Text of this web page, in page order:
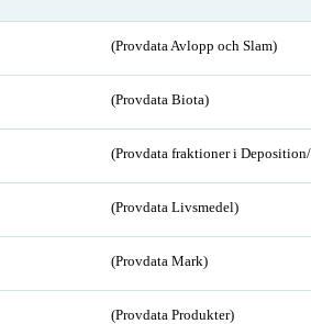
(Provdata Avlopp och Slam)
(Provdata Biota)
(Provdata fraktioner i
(Provdata Livsmedel)
(Provdata Mark)
(Provdata Produkter)